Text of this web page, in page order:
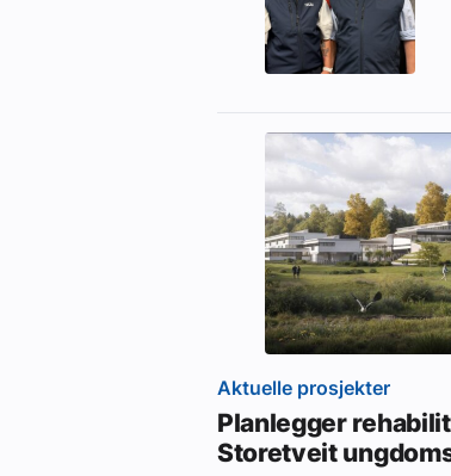
Aktuelle prosjekter
Planlegger
Storetveit